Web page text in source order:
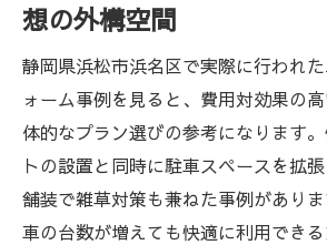
想の外構空間
静岡県浜松市浜名区で実際に行われ
ォーム事例を見ると、費用対効果の
体的なプラン選びの参考になります
トの設置と同時に駐車スペースを拡
舗装で雑草対策も兼ねた事例がありま
車の台数が増えても快適に利用でき